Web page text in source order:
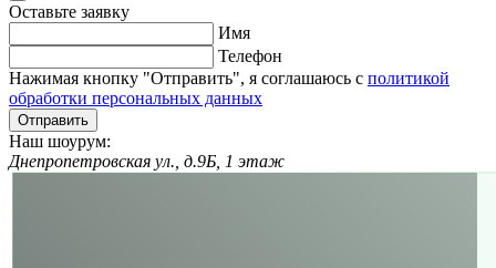
Оставьте заявку
Имя
Телефон
Нажимая кнопку "Отправить", я соглашаюсь с политикой
обработки персональных данных
Отправить
Наш шоурум:
Днепропетровская ул., д.9Б, 1 этаж